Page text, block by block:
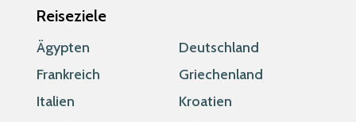
Reiseziele
Ägypten
Deutschland
Frankreich
Griechenland
Italien
Kroatien